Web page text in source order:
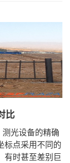
比
光设备的精确
标点采用不同的
有时甚至差别巨